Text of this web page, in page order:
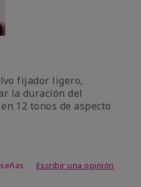
fijador ligero,
la duración del
12 tonos de aspecto
3,9 de 5Escribir una opinión